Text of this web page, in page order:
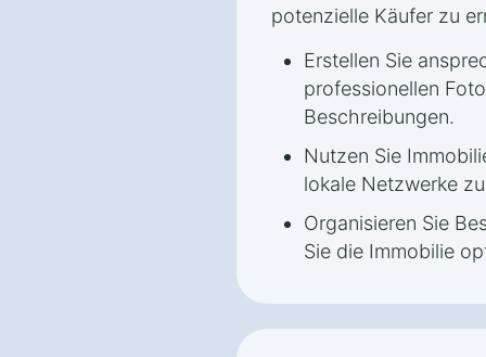
potenzielle Käufer zu
Erstellen Sie
professionellen
Beschreibungen.
Nutzen Sie
lokale Netzwerke
Organisieren Sie
Sie die Immobilie